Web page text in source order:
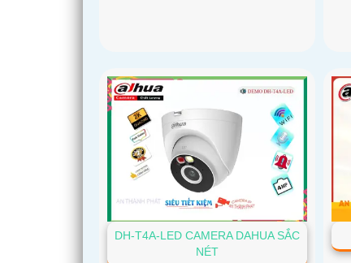
DH-T4A-LED CAMERA DAHUA SẮC
NÉT